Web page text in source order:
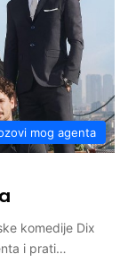
mog agenta
komedije Dix
i prati…